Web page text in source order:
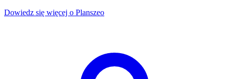
Dowiedz się więcej o Planszeo